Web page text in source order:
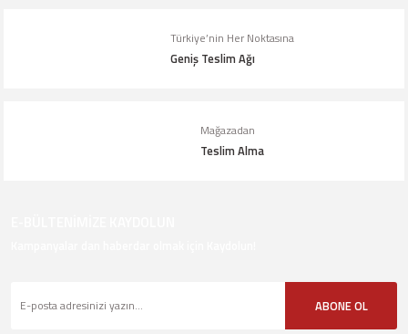
Türkiye’nin Her Noktasına
Geniş Teslim Ağı
Mağazadan
Teslim Alma
ABONE OL